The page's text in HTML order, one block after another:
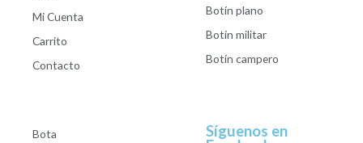
Mi Cuenta
Carrito
Contacto
Botín plano
Botín militar
Botín campero
Bota
Síguenos en